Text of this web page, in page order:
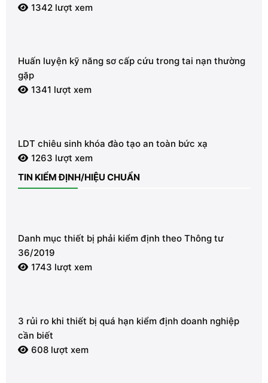
1342 lượt xem
Huấn luyện kỹ năng sơ cấp cứu trong tai nạn thường
gặp
1341 lượt xem
LDT chiêu sinh khóa đào tạo an toàn bức xạ
1263 lượt xem
TIN KIỂM ĐỊNH/HIỆU CHUẨN
Danh mục thiết bị phải kiểm định theo Thông tư
36/2019
1743 lượt xem
3 rủi ro khi thiết bị quá hạn kiểm định doanh nghiệp
cần biết
608 lượt xem